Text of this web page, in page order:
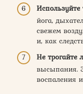
йога,
свежем
и, как
Не трогайте
высыпания.
воспаления